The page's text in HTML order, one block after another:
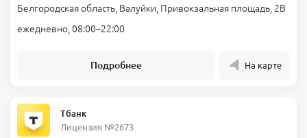
Белгородская область, Валуйки, Привокзальная площадь, 2В
ежедневно, 08:00–22:00
Подробнее На карте
Тбанк
Лицензия №2673